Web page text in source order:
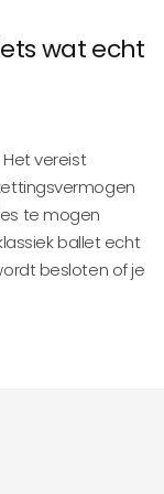
wat echt
vereist
te mogen
ballet echt
besloten of je